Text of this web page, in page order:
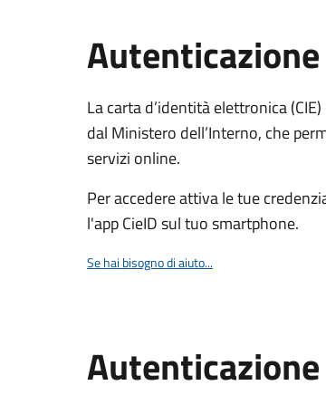
Autenticazione
La carta d’identità elettronica
dal Ministero dell’Interno, che
servizi online.
Per accedere attiva le tue
l'app CieID sul tuo smartphone.
Se hai bisogno di aiuto...
Autenticazione